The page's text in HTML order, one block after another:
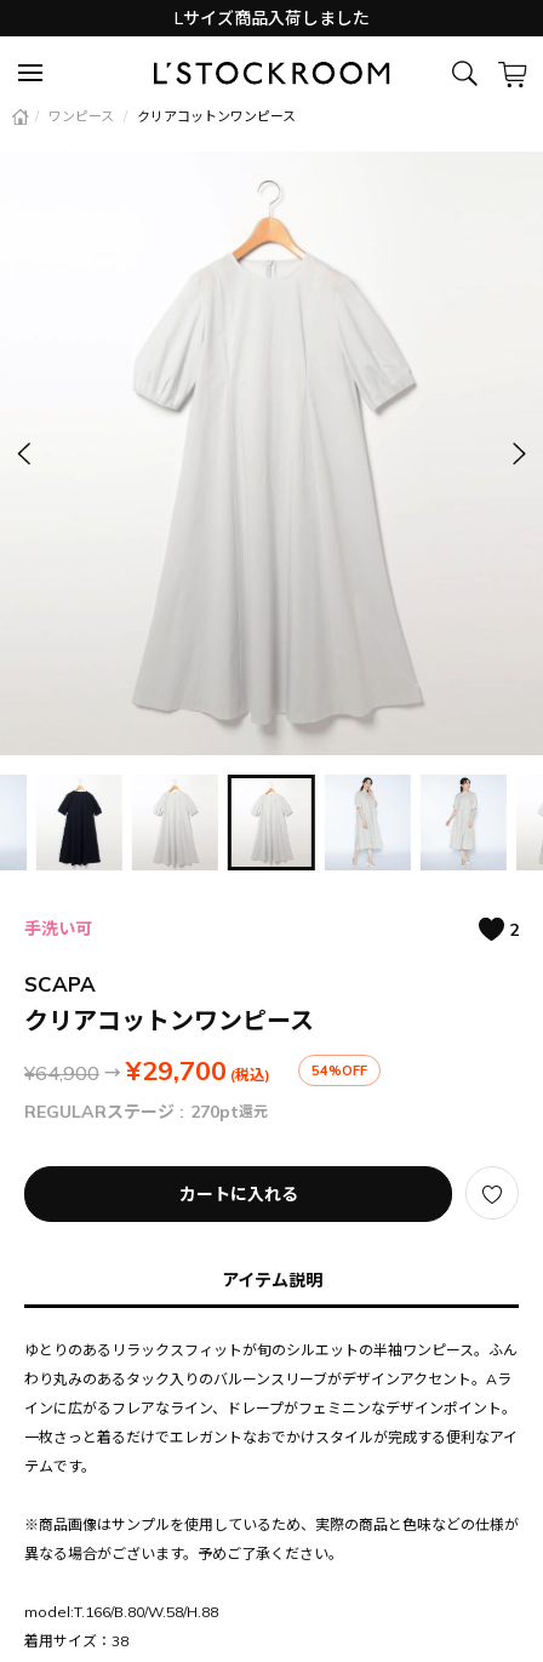
Lサイズ商品入荷しました
/ ワンピース / クリアコットンワンピース
手洗い可 2
SCAPA
クリアコットンワンピース
¥64,900 → ¥29,700 (税込) 54%OFF
REGULARステージ : 270pt還元
カートに入れる
アイテム説明
ゆとりのあるリラックスフィットが旬のシルエットの半袖ワンピース。ふん
わり丸みのあるタック入りのバルーンスリーブがデザインアクセント。Aラ
インに広がるフレアなライン、ドレープがフェミニンなデザインポイント。
一枚さっと着るだけでエレガントなおでかけスタイルが完成する便利なアイ
テムです。
※商品画像はサンプルを使用しているため、実際の商品と色味などの仕様が
異なる場合がございます。予めご了承ください。
model:T.166/B.80/W.58/H.88
着用サイズ：38